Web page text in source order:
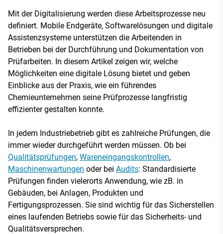
Mit der Digitalisierung werden diese Arbeitsprozesse neu
definiert. Mobile Endgeräte, Softwarelösungen und digitale
Assistenzsysteme unterstützen die Arbeitenden in
Betrieben bei der Durchführung und Dokumentation von
Prüfarbeiten. In diesem Artikel zeigen wir, welche
Möglichkeiten eine digitale Lösung bietet und geben
Einblicke aus der Praxis, wie ein führendes
Chemieunternehmen seine Prüfprozesse langfristig
effizienter gestalten konnte.
In jedem Industriebetrieb gibt es zahlreiche Prüfungen, die
immer wieder durchgeführt werden müssen. Ob bei
Qualitätsprüfungen, Wareneingangskontrollen,
Maschinenwartungen oder bei Audits: Standardisierte
Prüfungen finden vielerorts Anwendung, wie zB. in
Gebäuden, bei Anlagen, Produkten und
Fertigungsprozessen. Sie sind wichtig für das Sicherstellen
eines laufenden Betriebs sowie für das Sicherheits- und
Qualitätsversprechen.